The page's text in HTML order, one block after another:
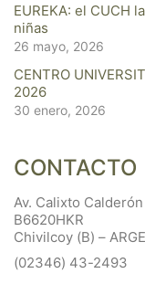
EUREKA: el CUCH
niñas
26 mayo, 2026
CENTRO
2026
30 enero, 2026
CONTACTO
Av. Calixto
B6620HKR
Chivilcoy (B) –
(02346) 43-2493